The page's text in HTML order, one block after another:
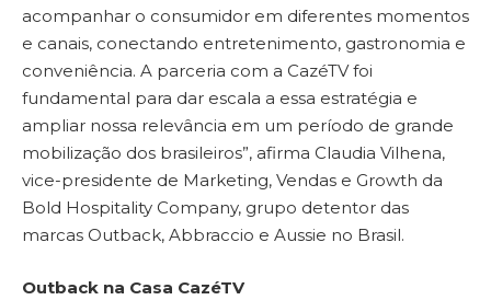
acompanhar o consumidor em diferentes momentos
e canais, conectando entretenimento, gastronomia e
conveniência. A parceria com a CazéTV foi
fundamental para dar escala a essa estratégia e
ampliar nossa relevância em um período de grande
mobilização dos brasileiros”, afirma Claudia Vilhena,
vice-presidente de Marketing, Vendas e Growth da
Bold Hospitality Company, grupo detentor das
marcas Outback, Abbraccio e Aussie no Brasil.
Outback na Casa CazéTV